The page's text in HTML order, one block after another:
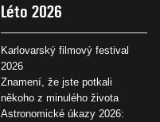
Léto 2026
Karlovarský filmový festival
2026
Znamení, že jste potkali
někoho z minulého života
Astronomické úkazy 2026: